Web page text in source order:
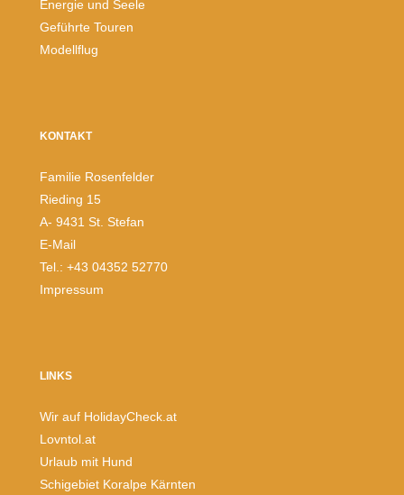
Energie und Seele
Geführte Touren
Modellflug
KONTAKT
Familie Rosenfelder
Rieding 15
A- 9431 St. Stefan
E-Mail
Tel.: +43 04352 52770
Impressum
LINKS
Wir auf HolidayCheck.at
Lovntol.at
Urlaub mit Hund
Schigebiet Koralpe Kärnten